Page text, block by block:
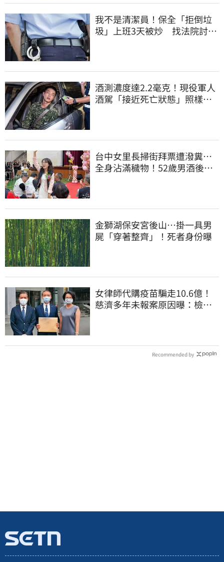
我不是清潔員！保全「拒倒垃
圾」上班3天被炒 找法院討公
酒測濃度達2.2毫克！現役軍人
酒駕「接近死亡狀態」照樣開
台中女里長掃街拜票遭潑糞⋯
全身沾滿穢物！52歲男酒後失
金獅湖保安宮後山…掛一具男
屍「穿著整齊」！死者身份曝
女律師代購疫苗騙走10.6億！
慈濟多年未報案原因曝：檢警
Recommended by